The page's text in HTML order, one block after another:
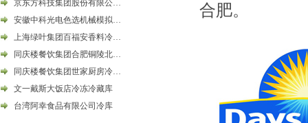
京东方科技集团股份有限公…
安徽中科光电色选机械模拟…
上海绿叶集团百福安香料冷…
同庆楼餐饮集团合肥铜陵北…
同庆楼餐饮集团世家厨房冷…
文一戴斯大饭店冷冻冷藏库
台湾阿幸食品有限公司冷库
合肥。